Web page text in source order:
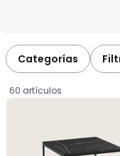
Categorías
60 artículos